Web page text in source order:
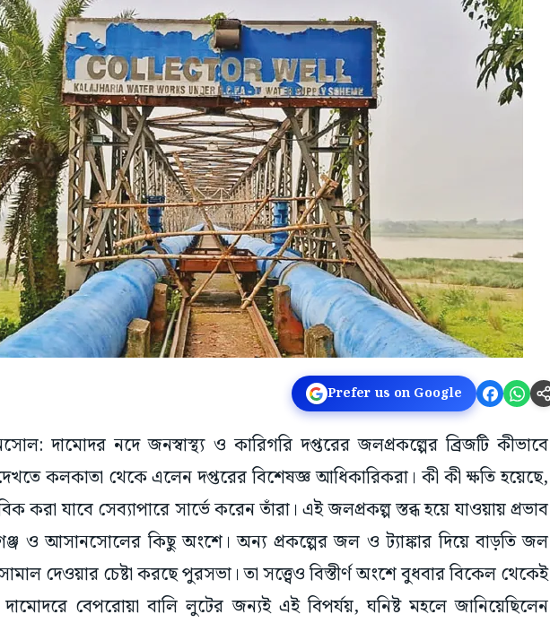
Prefer us on Google
দামোদর নদে জনস্বাস্থ্য ও কারিগরি দপ্তরের জলপ্রকল্পের ব্রিজটি কীভাবে
কলকাতা থেকে এলেন দপ্তরের বিশেষজ্ঞ আধিকারিকরা। কী কী ক্ষতি হয়েছে,
করা যাবে সেব্যাপারে সার্ভে করেন তাঁরা। এই জলপ্রকল্প স্তব্ধ হয়ে যাওয়ায় প্রভাব
ও আসানসোলের কিছু অংশে। অন্য প্রকল্পের জল ও ট্যাঙ্কার দিয়ে বাড়তি জল
দেওয়ার চেষ্টা করছে পুরসভা। তা সত্ত্বেও বিস্তীর্ণ অংশে বুধবার বিকেল থেকেই
বেপরোয়া বালি লুটের জন্যই এই বিপর্যয়, ঘনিষ্ট মহলে জানিয়েছিলেন